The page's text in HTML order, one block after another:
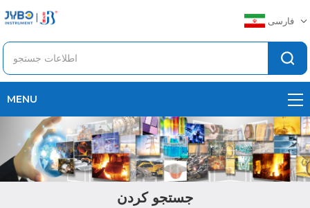
فارسی
MENU
جستجو کردن